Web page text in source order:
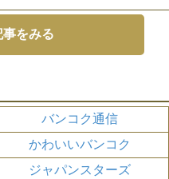
事をみる
バンコク通信
かわいいバンコク
ジャパンスターズ